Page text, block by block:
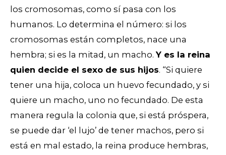
los cromosomas, como sí pasa con los
humanos. Lo determina el número: si los
cromosomas están completos, nace una
hembra; si es la mitad, un macho.Y es la reina
quien decide el sexo de sus hijos. “Si quiere
tener una hija, coloca un huevo fecundado, y si
quiere un macho, uno no fecundado. De esta
manera regula la colonia que, si está próspera,
se puede dar ‘el lujo’ de tener machos, pero si
está en mal estado, la reina produce hembras,